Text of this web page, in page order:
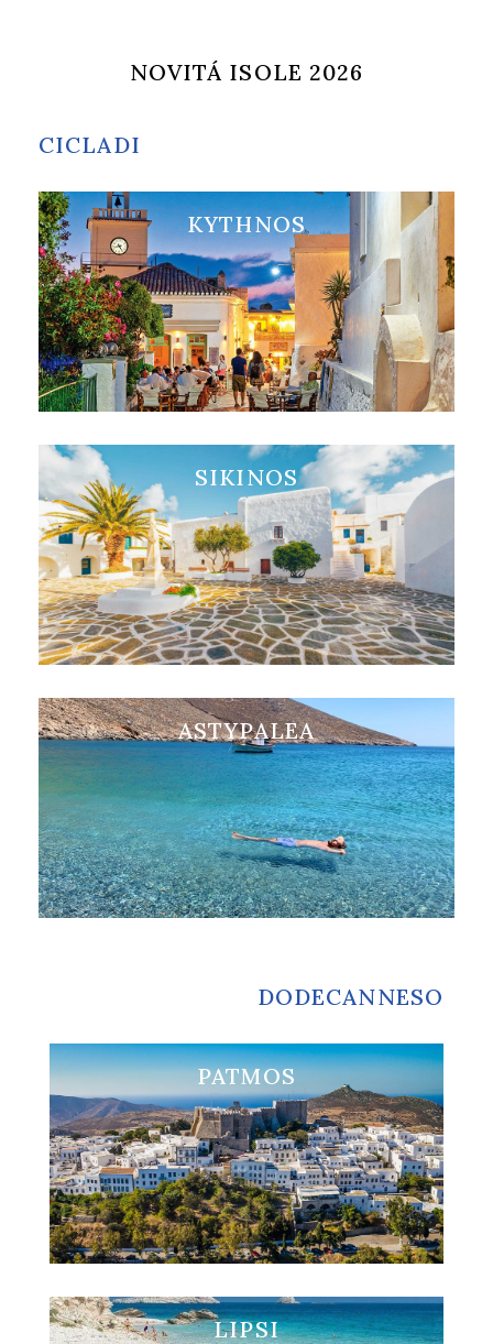
NOVITÁ ISOLE 2026
ASTYPALEA
Visita ASTYPALEA
SIKINOS
Visita SIKINOS
KYTHNOS
Visita KYTHNOS
CICLADI
DODECANNESO
PATMOS
Visita PATMOS
LIPSI